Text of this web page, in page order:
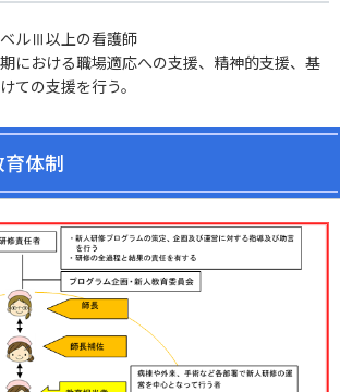
ルⅢ以上の看護師
における職場適応への支援、精神的支援、基
ての支援を行う。
体制